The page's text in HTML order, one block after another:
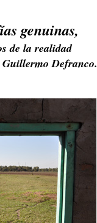
genuinas,
de la realidad
Defranco.